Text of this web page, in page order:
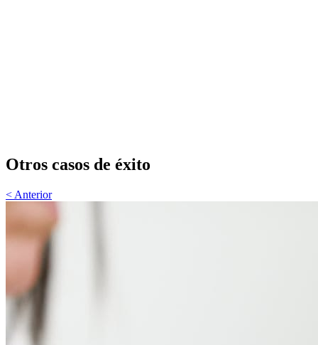
Otros casos de éxito
< Anterior